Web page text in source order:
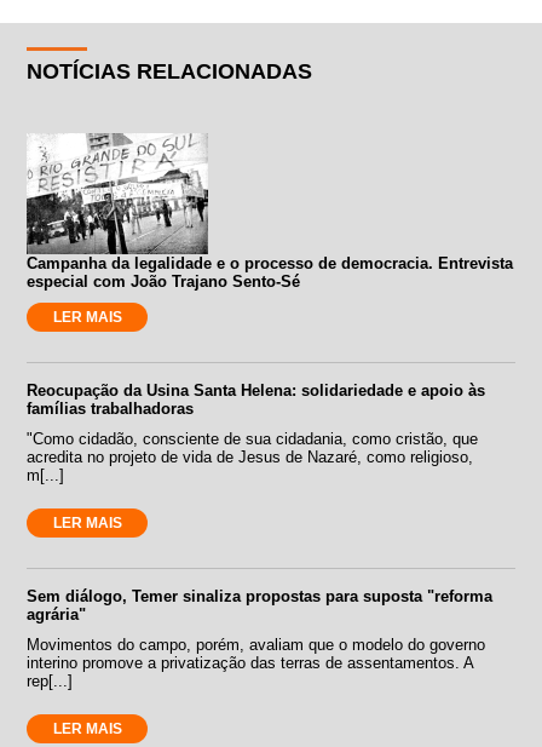
NOTÍCIAS RELACIONADAS
Campanha da legalidade e o processo de democracia. Entrevista
especial com João Trajano Sento-Sé
LER MAIS
Reocupação da Usina Santa Helena: solidariedade e apoio às
famílias trabalhadoras
"Como cidadão, consciente de sua cidadania, como cristão, que
acredita no projeto de vida de Jesus de Nazaré, como religioso,
m[...]
LER MAIS
Sem diálogo, Temer sinaliza propostas para suposta "reforma
agrária"
Movimentos do campo, porém, avaliam que o modelo do governo
interino promove a privatização das terras de assentamentos. A
rep[...]
LER MAIS